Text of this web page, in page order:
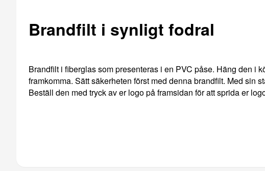
Brandfilt i synligt fodral
Brandfilt i fiberglas som presenteras i en PVC påse. Häng den i
framkomma. Sätt säkerheten först med denna brandfilt. Med sin
Beställ den med tryck av er logo på framsidan för att sprida er